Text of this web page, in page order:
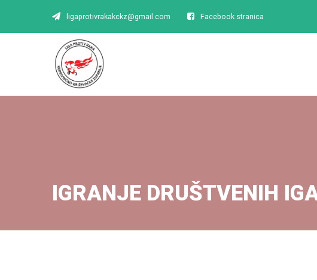
ligaprotivrakakckz@gmail.com Facebook stranica
IGRANJE DRUŠTVENIH